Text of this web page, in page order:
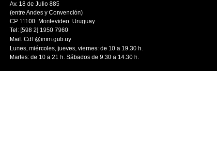
Av. 18 de Julio 885
(entre Andes y Convención)
CP 11100. Montevideo. Uruguay
Tel: [598 2] 1950 7960
Mail: CdF@imm.gub.uy
Lunes, miércoles, jueves, viernes: de 10 a 19.30 h.
Martes: de 10 a 21 h. Sábados de 9.30 a 14.30 h.